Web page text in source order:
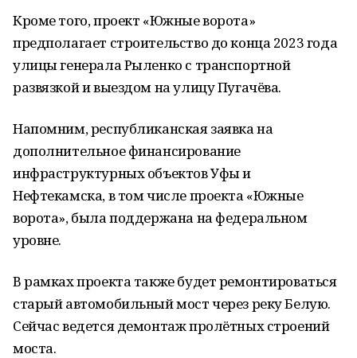
Кроме того, проект «Южные ворота»
предполагает строительство до конца 2023 года
улицы генерала Рыленко с транспортной
развязкой и выездом на улицу Пугачёва.
Напомним, республиканская заявка на
дополнительное финансирование
инфраструктурных объектов Уфы и
Нефтекамска, в том числе проекта «Южные
ворота», была поддержана на федеральном
уровне.
В рамках проекта также будет ремонтироваться
старый автомобильный мост через реку Белую.
Сейчас ведется демонтаж пролётных строений
моста.